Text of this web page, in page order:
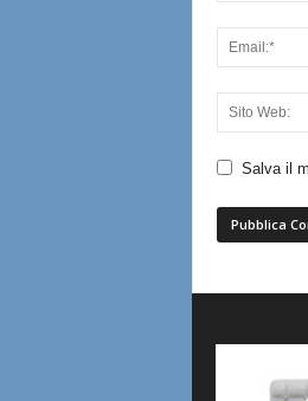
Salva il